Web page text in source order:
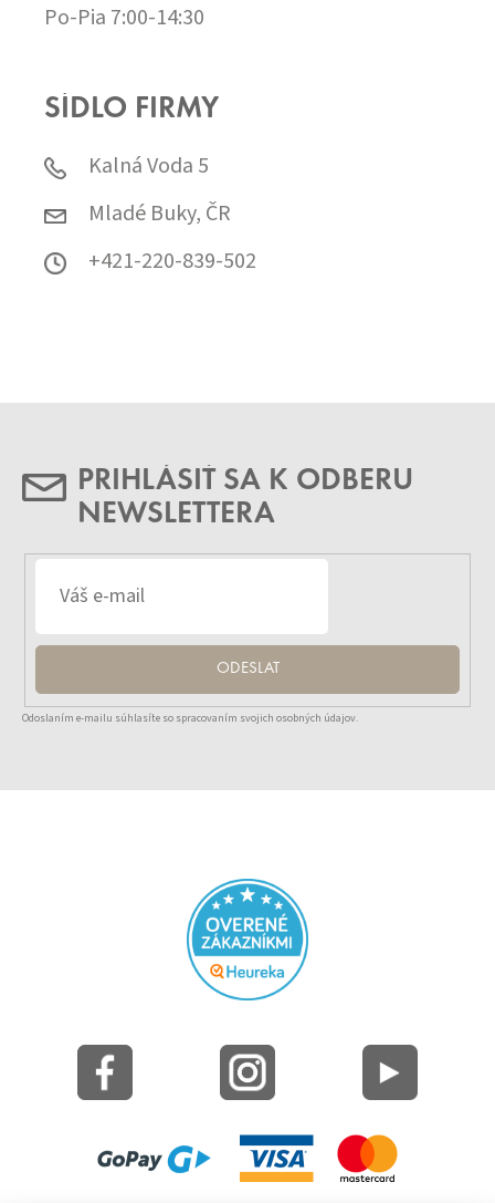
Po-Pia 7:00-14:30
SÍDLO FIRMY
Kalná Voda 5
Mladé Buky, ČR
+421-220-839-502
PRIHLÁSIŤ SA K ODBERU
NEWSLETTERA
ODESLAT
Odoslaním e-mailu súhlasíte so spracovaním svojich osobných údajov.